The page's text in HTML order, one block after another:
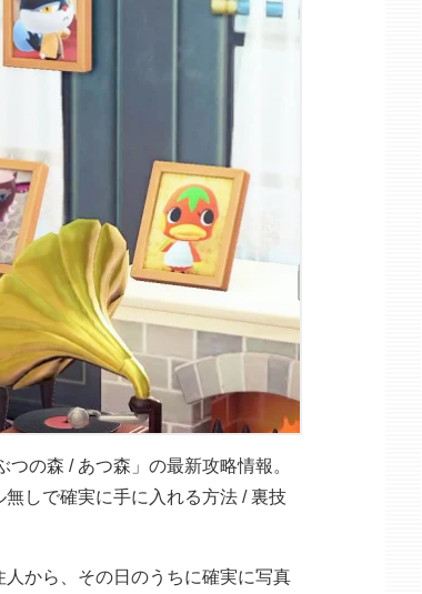
の森 / あつ森」の最新攻略情報。
しで確実に手に入れる方法 / 裏技
から、その日のうちに確実に写真